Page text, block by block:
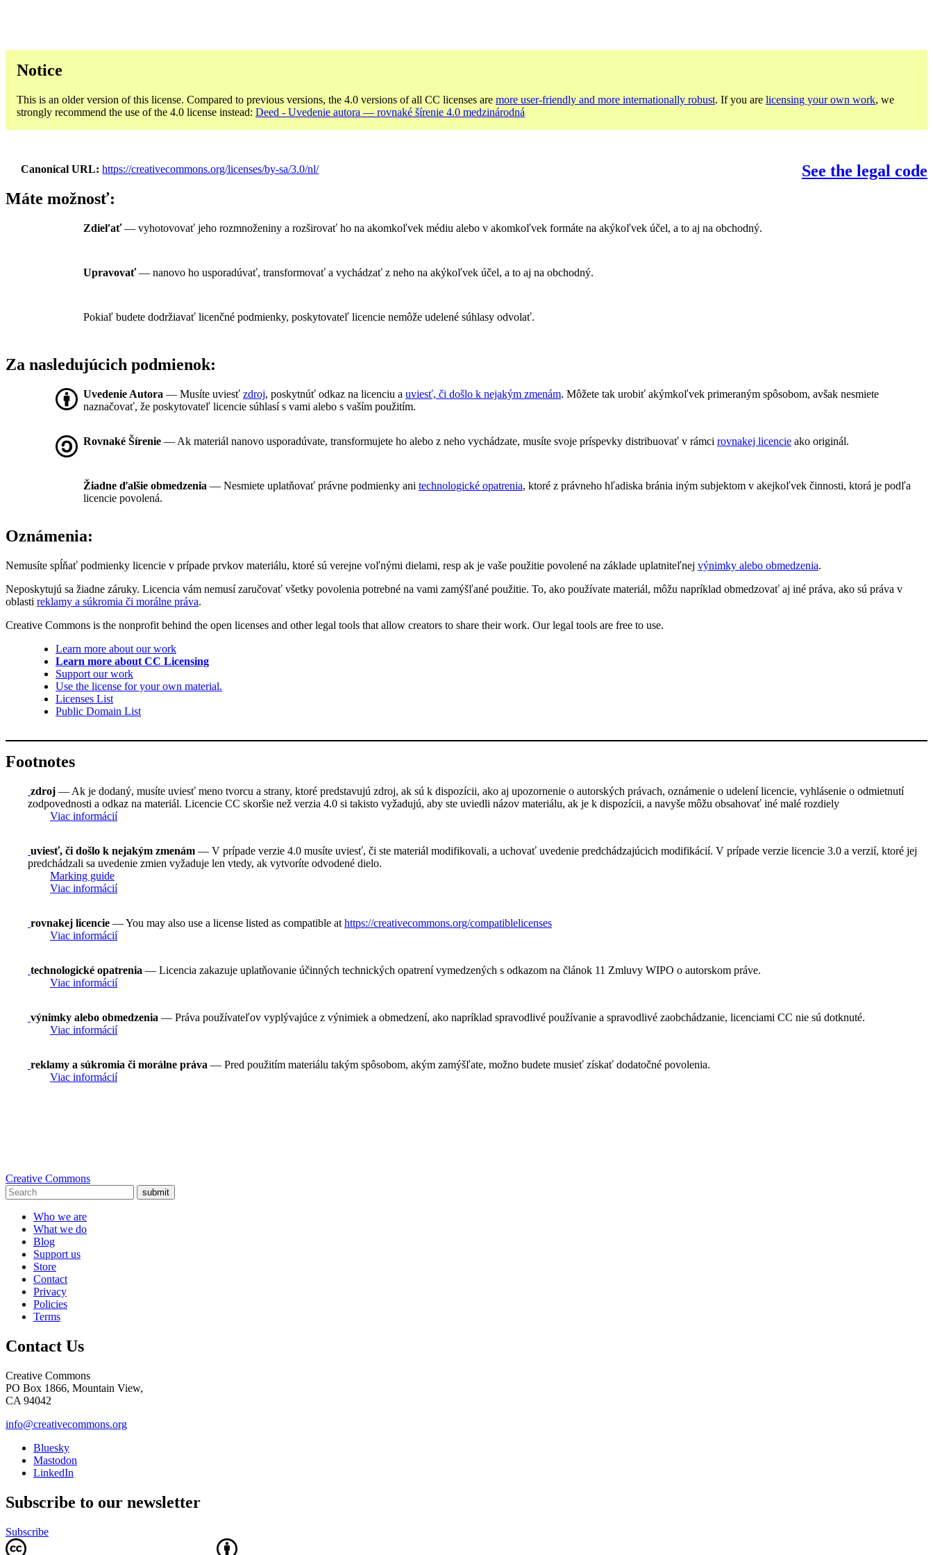
Notice
This is an older version of this license. Compared to previous versions, the 4.0 versions of all CC licenses are more user-friendly and more internationally robust. If you are licensing your own work, we
strongly recommend the use of the 4.0 license instead: Deed - Uvedenie autora — rovnaké šírenie 4.0 medzinárodná
Canonical URL https://creativecommons.org/licenses/by-sa/3.0/nl/
See the legal code
Máte možnosť:
Zdieľať— vyhotovovať jeho rozmnoženiny a rozširovať ho na akomkoľvek médiu alebo v akomkoľvek formáte na akýkoľvek účel, a to aj na obchodný.
Upravovať— nanovo ho usporadúvať, transformovať a vychádzať z neho na akýkoľvek účel, a to aj na obchodný.
Pokiaľ budete dodržiavať licenčné podmienky, poskytovateľ licencie nemôže udelené súhlasy odvolať.
Za nasledujúcich podmienok:
Uvedenie Autora — Musíte uviesť zdroj, poskytnúť odkaz na licenciu a uviesť, či došlo k nejakým zmenám. Môžete tak urobiť akýmkoľvek primeraným spôsobom, avšak nesmiete
naznačovať, že poskytovateľ licencie súhlasí s vami alebo s vaším použitím.
Rovnaké Šírenie — Ak materiál nanovo usporadúvate, transformujete ho alebo z neho vychádzate, musíte svoje príspevky distribuovať v rámci rovnakej licencie ako originál.
Žiadne ďalšie obmedzenia — Nesmiete uplatňovať právne podmienky ani technologické opatrenia, ktoré z právneho hľadiska bránia iným subjektom v akejkoľvek činnosti, ktorá je podľa
licencie povolená.
Oznámenia:
Nemusíte spĺňať podmienky licencie v prípade prvkov materiálu, ktoré sú verejne voľnými dielami, resp ak je vaše použitie povolené na základe uplatniteľnej výnimky alebo obmedzenia.
Neposkytujú sa žiadne záruky. Licencia vám nemusí zaručovať všetky povolenia potrebné na vami zamýšľané použitie. To, ako používate materiál, môžu napríklad obmedzovať aj iné práva, ako sú práva v
oblasti reklamy a súkromia či morálne práva.
Creative Commons is the nonprofit behind the open licenses and other legal tools that allow creators to share their work. Our legal tools are free to use.
Learn more about our work
Learn more about CC Licensing
Support our work
Use the license for your own material.
Licenses List
Public Domain List
Footnotes
zdroj — Ak je dodaný, musíte uviesť meno tvorcu a strany, ktoré predstavujú zdroj, ak sú k dispozícii, ako aj upozornenie o autorských právach, oznámenie o udelení licencie, vyhlásenie o odmietnutí
zodpovednosti a odkaz na materiál. Licencie CC skoršie než verzia 4.0 si takisto vyžadujú, aby ste uviedli názov materiálu, ak je k dispozícii, a navyše môžu obsahovať iné malé rozdiely
Viac informácií
uviesť, či došlo k nejakým zmenám — V prípade verzie 4.0 musíte uviesť, či ste materiál modifikovali, a uchovať uvedenie predchádzajúcich modifikácií. V prípade verzie licencie 3.0 a verzií, ktoré jej
predchádzali sa uvedenie zmien vyžaduje len vtedy, ak vytvoríte odvodené dielo.
Marking guide
Viac informácií
rovnakej licencie — You may also use a license listed as compatible at https://creativecommons.org/compatiblelicenses
Viac informácií
technologické opatrenia — Licencia zakazuje uplatňovanie účinných technických opatrení vymedzených s odkazom na článok 11 Zmluvy WIPO o autorskom práve.
Viac informácií
výnimky alebo obmedzenia — Práva používateľov vyplývajúce z výnimiek a obmedzení, ako napríklad spravodlivé používanie a spravodlivé zaobchádzanie, licenciami CC nie sú dotknuté.
Viac informácií
reklamy a súkromia či morálne práva — Pred použitím materiálu takým spôsobom, akým zamýšľate, možno budete musieť získať dodatočné povolenia.
Viac informácií
Creative Commons
submit
Who we are
What we do
Blog
Support us
Store
Contact
Privacy
Policies
Terms
Contact Us
Creative Commons
PO Box 1866, Mountain View,
CA 94042
info@creativecommons.org
Bluesky
Mastodon
LinkedIn
Subscribe to our newsletter
Subscribe